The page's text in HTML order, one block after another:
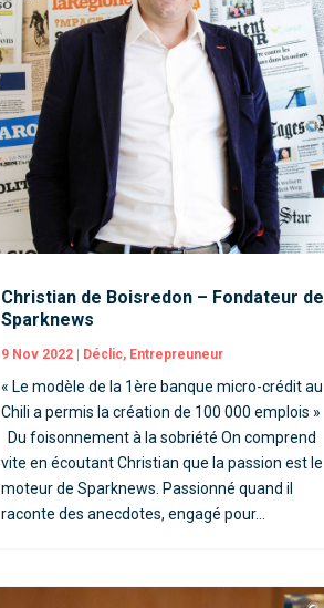
Christian de Boisredon – Fondateur de
Sparknews
9 Nov 2022| Déclic, Entrepreuneur
« Le modèle de la 1ère banque micro-crédit au
Chili a permis la création de 100 000 emplois »
Du foisonnement à la sobriété On comprend
vite en écoutant Christian que la passion est le
moteur de Sparknews. Passionné quand il
raconte des anecdotes, engagé pour...